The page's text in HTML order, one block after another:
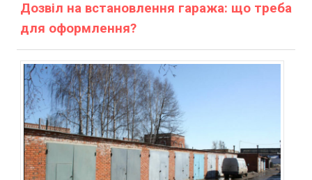
Дозвіл на встановлення гаража: що треба
для оформлення?